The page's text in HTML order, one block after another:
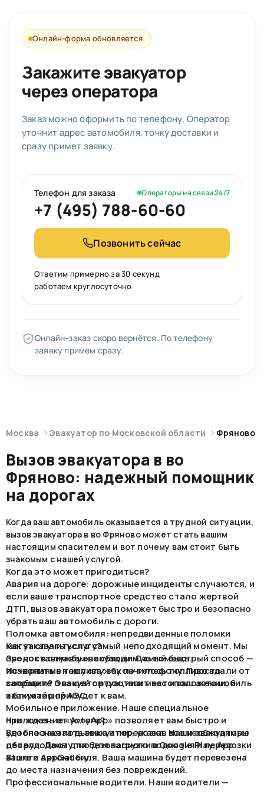
Онлайн-форма обновляется
Закажите эвакуатор
через оператора
Заказ можно оформить по телефону. Оператор
уточнит адрес автомобиля, точку доставки и
сразу примет заявку.
Телефон для заказа Операторы на связи 24/7
+7 (495) 788-60-60
Позвонить сейчас
Ответим примерно за 30 секунд
работаем круглосуточно
Онлайн-заказ скоро вернётся. По телефону
заявку примем сразу.
Москва Эвакуатор по Московской области Фряново
Вызов эвакуатора в во
Фряново: надежный помощник
на дорогах
Когда ваш автомобиль оказывается в трудной ситуации,
вызов эвакуатора в во Фряново может стать вашим
настоящим спасителем и вот почему вам стоит быть
знакомым с нашей услугой.
Когда это может пригодиться?
Авария на дороге: дорожные инциденты случаются, и
если ваше транспортное средство стало жертвой
ДТП, вызов эвакуатора поможет быстро и безопасно
убрать ваш автомобиль с дороги.
Поломка автомобиля: непредвиденные поломки
могут случиться в самый неподходящий момент. Мы
предоставим вам необходимую помощь.
Исчерпание топлива: закончилось топливо вдали от
заправки? Эвакуатор доставит вас и ваш автомобиль
к ближайшей АЗС.
Как заказать услугу?
Звонок в службу эвакуации. Самый быстрый способ —
позвонить в нашу службу по телефону. Просто
сообщите о вашей ситуации и местоположении, и
эвакуатор прибудет к вам.
Мобильное приложение. Наше специальное
приложение «AvtoApp» позволяет вам быстро и
удобно заказать эвакуатор, указав все необходимые
детали. Доступно для загрузки в Google Play, App
Store и AppGallery.
Что ждать от услуги?
Безопасная подъемка и перевозка. Наши эвакуаторы
оборудованы для безопасного поднятия и перевозки
вашего автомобиля. Ваша машина будет перевезена
до места назначения без повреждений.
Профессиональные водители. Наши водители —